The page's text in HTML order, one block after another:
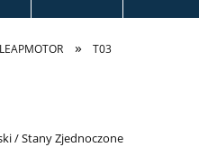
LEAPMOTOR » T03
/ Stany Zjednoczone